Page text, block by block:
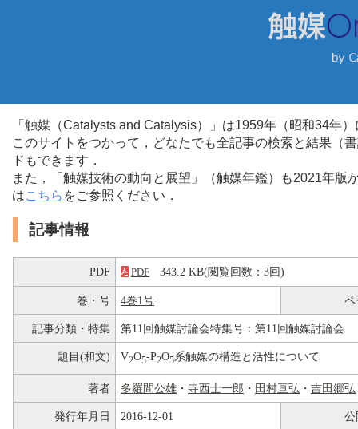
「触媒（Catalysts and Catalysis）」は1959年（昭和34年
このサイトをつかって，どなたでも全記事の検索と結果（
ドもできます．
また，「触媒技術の動向と展望」（触媒年鑑）も2021年
はこちら をご参照ください．
記事情報
PDF PDF 343.2 KB(閲覧回数：3回)
巻・号 4巻1号 ペ
記事分類・特集 第11回触媒討論会特集号：第11回触媒討論会
題目(和文) V2O5-P2O5系触媒の構造と活性について
著者 多羅間公雄 ・ 寺西士一郎 ・ 田村亘弘 ・ 吉田郷弘
発行年月日 2016-12-01 公